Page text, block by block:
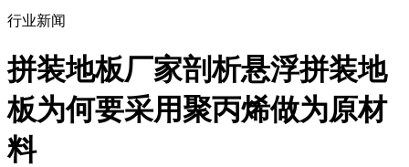
行业新闻
拼装地板厂家剖析悬浮拼装地
板为何要采用聚丙烯做为原材
料